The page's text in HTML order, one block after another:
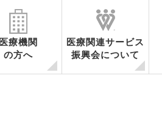
医療機関
の方へ
医療関連サービス
振興会について